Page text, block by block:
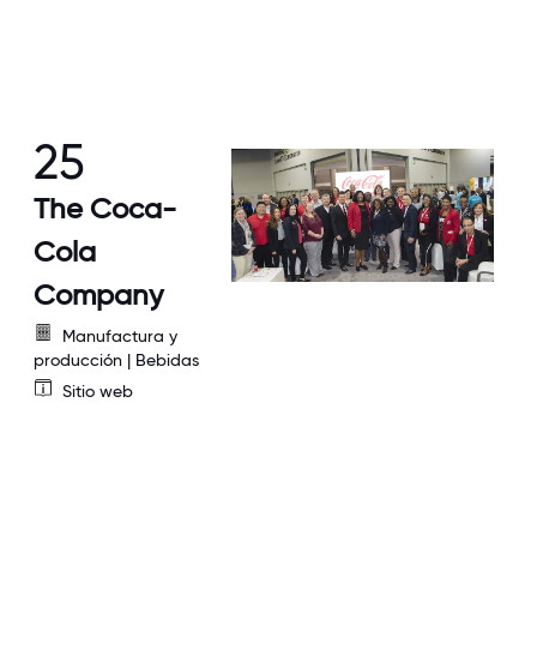
25
The Coca-
Cola
Company
Manufactura y
producción | Bebidas
Sitio web